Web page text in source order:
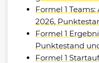
Formel 1
2026,
Formel 1
Punktestand
Formel 1